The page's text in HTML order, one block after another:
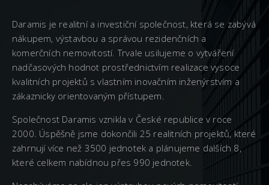
Daramis je realitní a investiční společnost, která se zabývá
nákupem, výstavbou a správou rezidenčních a
komerčních nemovitostí. Trvale usilujeme o vytváření
nadčasových hodnot prostřednictvím realizace vysoce
kvalitních projektů s vlastním inovačním inženýrstvím a
zákaznicky orientovaným přístupem.
Společnost Daramis vznikla v České republice v roce
2000. Úspěšně jsme dokončili 25 realitních projektů, které
zahrnují více než 3500 jednotek a plánujeme dalších 8,
které celkem nabídnou přes 990 jednotek.